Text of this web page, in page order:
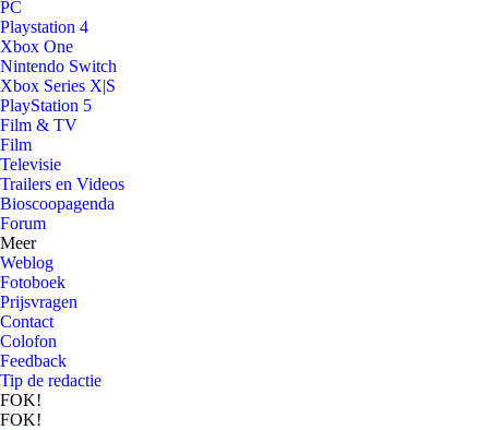
PC
Playstation 4
Xbox One
Nintendo Switch
Xbox Series X|S
PlayStation 5
Film & TV
Film
Televisie
Trailers en Videos
Bioscoopagenda
Forum
Meer
Weblog
Fotoboek
Prijsvragen
Contact
Colofon
Feedback
Tip de redactie
FOK!
FOK!